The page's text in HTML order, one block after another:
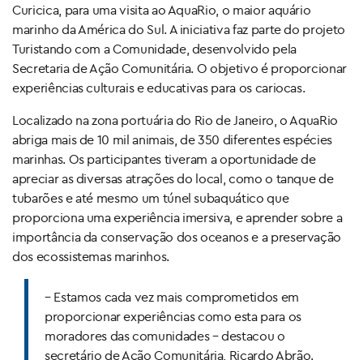
Curicica, para uma visita ao AquaRio, o maior aquário
marinho da América do Sul. A iniciativa faz parte do projeto
Turistando com a Comunidade, desenvolvido pela
Secretaria de Ação Comunitária. O objetivo é proporcionar
experiências culturais e educativas para os cariocas.
Localizado na zona portuária do Rio de Janeiro, o AquaRio
abriga mais de 10 mil animais, de 350 diferentes espécies
marinhas. Os participantes tiveram a oportunidade de
apreciar as diversas atrações do local, como o tanque de
tubarões e até mesmo um túnel subaquático que
proporciona uma experiência imersiva, e aprender sobre a
importância da conservação dos oceanos e a preservação
dos ecossistemas marinhos.
– Estamos cada vez mais comprometidos em
proporcionar experiências como esta para os
moradores das comunidades – destacou o
secretário de Ação Comunitária, Ricardo Abrão.